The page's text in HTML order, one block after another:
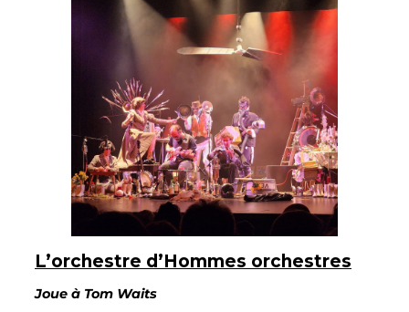
L’orchestre d’Hommes orchestres
Joue à Tom Waits